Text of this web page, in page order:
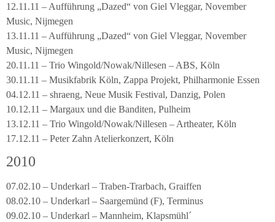
12.11.11 – Aufführung „Dazed“ von Giel Vleggar, November
Music, Nijmegen
13.11.11 – Aufführung „Dazed“ von Giel Vleggar, November
Music, Nijmegen
20.11.11 – Trio Wingold/Nowak/Nillesen – ABS, Köln
30.11.11 – Musikfabrik Köln, Zappa Projekt, Philharmonie Essen
04.12.11 – shraeng, Neue Musik Festival, Danzig, Polen
10.12.11 – Margaux und die Banditen, Pulheim
13.12.11 – Trio Wingold/Nowak/Nillesen – Artheater, Köln
17.12.11 – Peter Zahn Atelierkonzert, Köln
2010
07.02.10 – Underkarl – Traben-Trarbach, Graiffen
08.02.10 – Underkarl – Saargemünd (F), Terminus
09.02.10 – Underkarl – Mannheim, Klapsmühl´